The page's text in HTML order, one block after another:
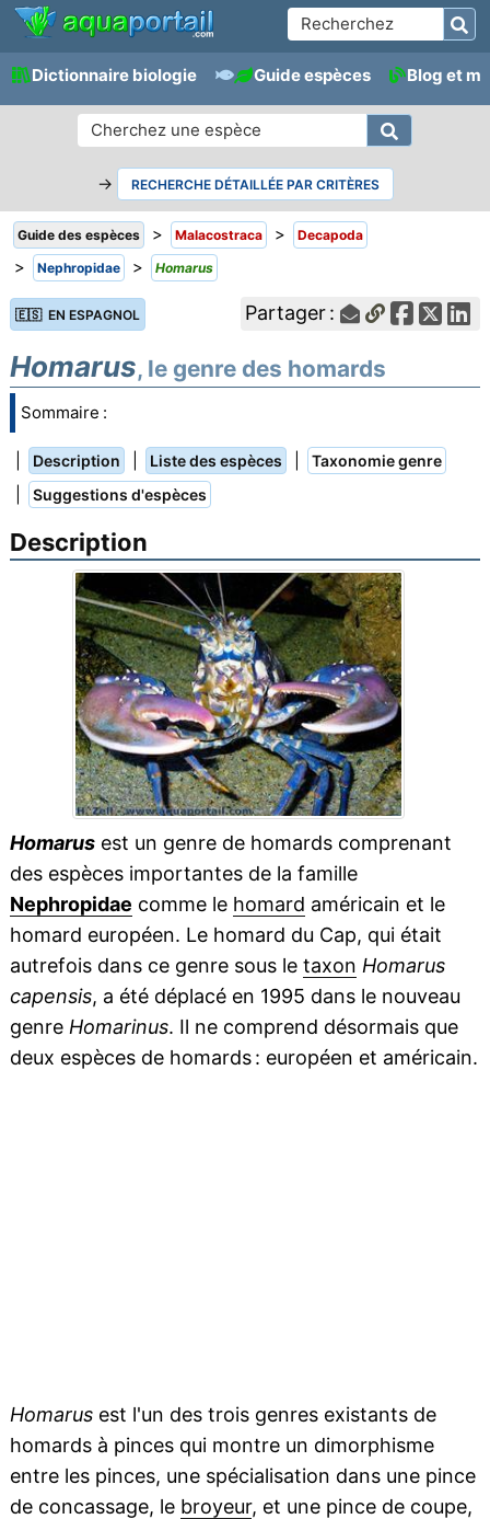
Dictionnaire biologie Guide espèces Blog et
→ RECHERCHE DÉTAILLÉE PAR CRITÈRES
Guide des espèces > Malacostraca > Decapoda
> Nephropidae > Homarus
🇪🇸 EN ESPAGNOL Partager :
Homarus, le genre des homards
Sommaire :
Description Liste des espèces Taxonomie genre
Suggestions d'espèces
Description
Homarusest un genre de homards comprenant
des espèces importantes de la famille
Nephropidae comme le homard américain et le
homard européen. Le homard du Cap, qui était
autrefois dans ce genre sous le taxon Homarus
capensis, a été déplacé en 1995 dans le nouveau
genre Homarinus. Il ne comprend désormais que
deux espèces de homards : européen et américain.
Homarusest l'un des trois genres existants de
homards à pinces qui montre un dimorphisme
entre les pinces, une spécialisation dans une pince
de concassage, le broyeur, et une pince de coupe,